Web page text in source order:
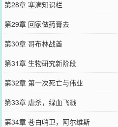
第28章 塞满知识栏
第29章 回家做药膏去
第30章 哥布林战酋
第31章 生物研究新阶段
第32章 第一次死亡与伟业
第33章 虐杀，绿血飞溅
第34章 苍白哨卫，阿尔维斯